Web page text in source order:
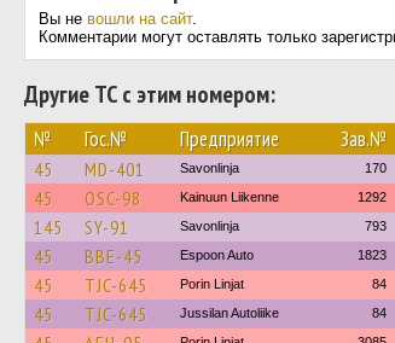
Вы не вошли на сайт.
Комментарии могут оставлять только
Другие ТС с этим номером:
№ Гос.№ Предприятие Зав.№
45 MD-401 Savonlinja 170
45 OSC-98 Kainuun Liikenne 1292
145 SY-91 Savonlinja 793
45 BBE-45 Espoon Auto 1823
45 TJC-645 Porin Linjat 84
45 TJC-645 Jussilan Autoliike 84